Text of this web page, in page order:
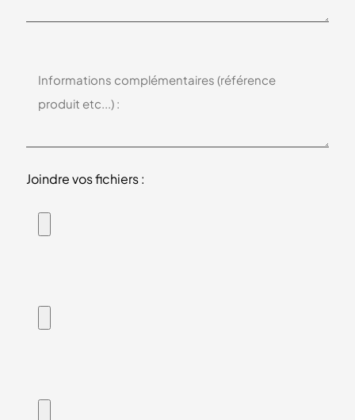
Joindre vos fichiers :